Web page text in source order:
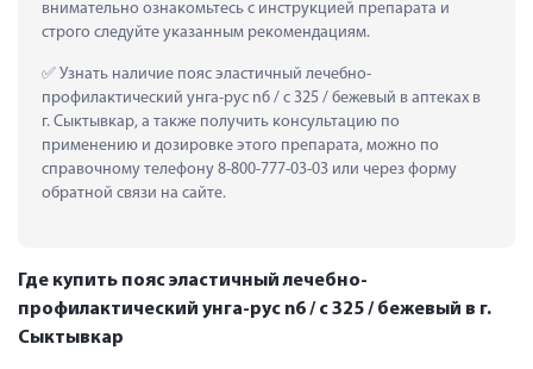
внимательно ознакомьтесь с инструкцией препарата и
строго следуйте указанным рекомендациям.
Узнать наличие пояс эластичный лечебно-
профилактический унга-рус n6 / с 325 / бежевый в аптеках в
г. Сыктывкар, а также получить консультацию по
применению и дозировке этого препарата, можно по
справочному телефону 8-800-777-03-03 или через форму
обратной связи на сайте.
Где купить пояс эластичный лечебно-
профилактический унга-рус n6 / с 325 / бежевый в г.
Сыктывкар